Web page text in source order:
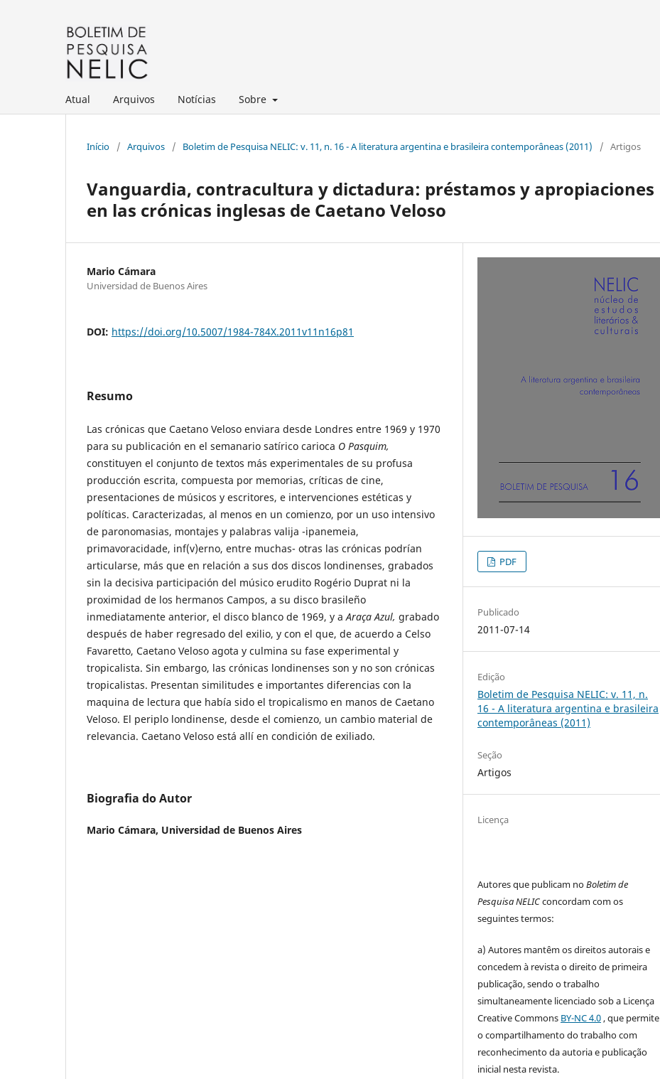
Atual Arquivos Notícias Sobre
Início / Arquivos / Boletim de Pesquisa NELIC: v. 11, n. 16 - A literatura argentina e brasileira contemporâneas (2011) / Artigos
Vanguardia, contracultura y dictadura: préstamos y apropiaciones
en las crónicas inglesas de Caetano Veloso
Mario Cámara
Universidad de Buenos Aires
DOI: https://doi.org/10.5007/1984-784X.2011v11n16p81
Resumo
Las crónicas que Caetano Veloso enviara desde Londres entre 1969 y 1970
para su publicación en el semanario satírico carioca O Pasquim,
constituyen el conjunto de textos más experimentales de su profusa
producción escrita, compuesta por memorias, críticas de cine,
presentaciones de músicos y escritores, e intervenciones estéticas y
políticas. Caracterizadas, al menos en un comienzo, por un uso intensivo
de paronomasias, montajes y palabras valija -ipanemeia,
primavoracidade, inf(v)erno, entre muchas- otras las crónicas podrían
articularse, más que en relación a sus dos discos londinenses, grabados
sin la decisiva participación del músico erudito Rogério Duprat ni la
proximidad de los hermanos Campos, a su disco brasileño
inmediatamente anterior, el disco blanco de 1969, y aAraça Azul, grabado
después de haber regresado del exilio, y con el que, de acuerdo a Celso
Favaretto, Caetano Veloso agota y culmina su fase experimental y
tropicalista. Sin embargo, las crónicas londinenses son y no son crónicas
tropicalistas. Presentan similitudes e importantes diferencias con la
maquina de lectura que había sido el tropicalismo en manos de Caetano
Veloso. El periplo londinense, desde el comienzo, un cambio material de
relevancia. Caetano Veloso está allí en condición de exiliado.
Biografia do Autor
Mario Cámara, Universidad de Buenos Aires
PDF
Publicado
2011-07-14
Edição
Boletim de Pesquisa NELIC: v. 11, n.
16 - A literatura argentina e brasileira
contemporâneas (2011)
Seção
Artigos
Licença
Autores que publicam noBoletim de
Pesquisa NELICconcordam com os
seguintes termos:
a) Autores mantêm os direitos autorais e
concedem à revista o direito de primeira
publicação, sendo o trabalho
simultaneamente licenciado sob a Licença
Creative Commons BY-NC 4.0, que permite
o compartilhamento do trabalho com
reconhecimento da autoria e publicação
inicial nesta revista.